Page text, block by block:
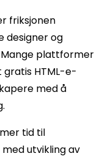
friksjonen
designer og
plattformer
HTML-e-
med å
tid til
utvikling av